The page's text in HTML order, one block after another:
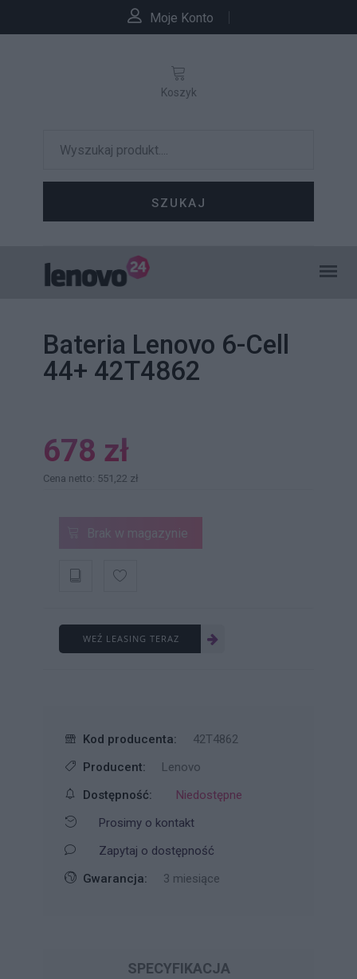
Moje Konto
SZUKAJ
Koszyk
Bateria Lenovo 6-Cell
44+ 42T4862
678 zł
Cena netto: 551,22 zł
Brak w magazynie
WEŹ LEASING TERAZ
Kod producenta:
42T4862
Producent:
Lenovo
Dostępność:
Niedostępne
Prosimy o kontakt
Zapytaj o dostępność
Gwarancja:
3 miesiące
SPECYFIKACJA